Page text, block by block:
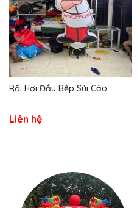
Rối Hơi Đầu Bếp Sủi Cảo
Liên hệ